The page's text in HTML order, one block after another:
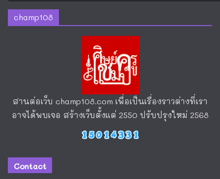
champ108
สานต่อเว็บ champ108.com เพื่อเป็นเรื่องราวต่างที่เรา
อาจได้พบเจอ สร้างเว็บตั้งแต่ 2550 ปรับปรุงใหม่ 2568
Contact